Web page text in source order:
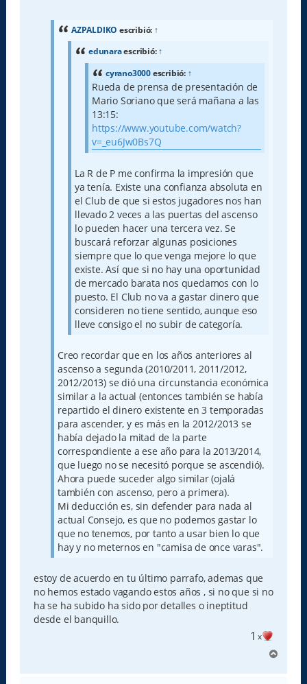
AZPALDIKO escribió: ↑
edunaraescribió:↑
cyrano3000escribió: ↑
Rueda de prensa de presentación de
Mario Soriano que será mañana a las
13:15:
https://www.youtube.com/watch?
v=_eu6Jw0Bs7Q
La R de P me confirma la impresión que
ya tenía. Existe una confianza absoluta en
el Club de que si estos jugadores nos han
llevado 2 veces a las puertas del ascenso
lo pueden hacer una tercera vez. Se
buscará reforzar algunas posiciones
siempre que lo que venga mejore lo que
existe. Así que si no hay una oportunidad
de mercado barata nos quedamos con lo
puesto. El Club no va a gastar dinero que
consideren no tiene sentido, aunque eso
lleve consigo el no subir de categoría.
Creo recordar que en los años anteriores al
ascenso a segunda (2010/2011, 2011/2012,
2012/2013) se dió una circunstancia económica
similar a la actual (entonces también se había
repartido el dinero existente en 3 temporadas
para ascender, y es más en la 2012/2013 se
había dejado la mitad de la parte
correspondiente a ese año para la 2013/2014,
que luego no se necesitó porque se ascendió).
Ahora puede suceder algo similar (ojalá
también con ascenso, pero a primera).
Mi deducción es, sin defender para nada al
actual Consejo, es que no podemos gastar lo
que no tenemos, por tanto a usar bien lo que
hay y no meternos en "camisa de once varas".
estoy de acuerdo en tu último parrafo, ademas que
no hemos estado vagando estos años , si no que si no
ha se ha subido ha sido por detalles o ineptitud
desde el banquillo.
1 x
r